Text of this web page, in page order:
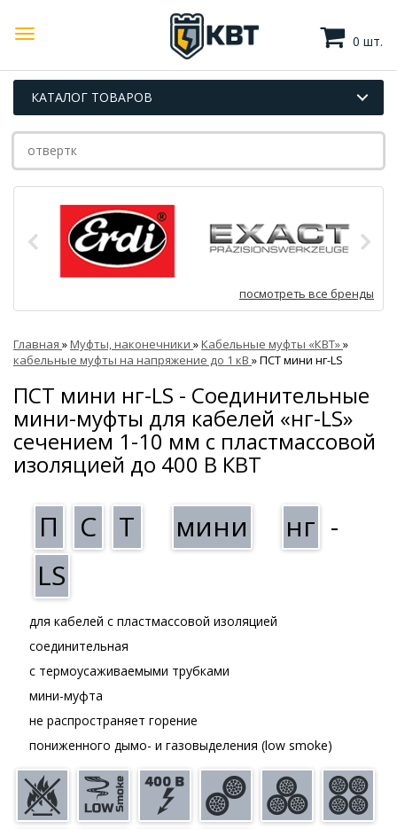
0 шт.
КАТАЛОГ ТОВАРОВ
посмотреть все бренды
Главная »Муфты, наконечники »Кабельные муфты «КВТ»»
кабельные муфты на напряжение до 1 кВ »ПСТ мини нг-LS
ПСТ мини нг-LS - Соединительные
мини-муфты для кабелей «нг-LS»
сечением 1-10 мм с пластмассовой
изоляцией до 400 В КВТ
П С Т мини нг -
LS
для кабелей с пластмассовой изоляцией
соединительная
с термоусаживаемыми трубками
мини-муфта
не распространяет горение
пониженного дымо- и газовыделения (low smoke)